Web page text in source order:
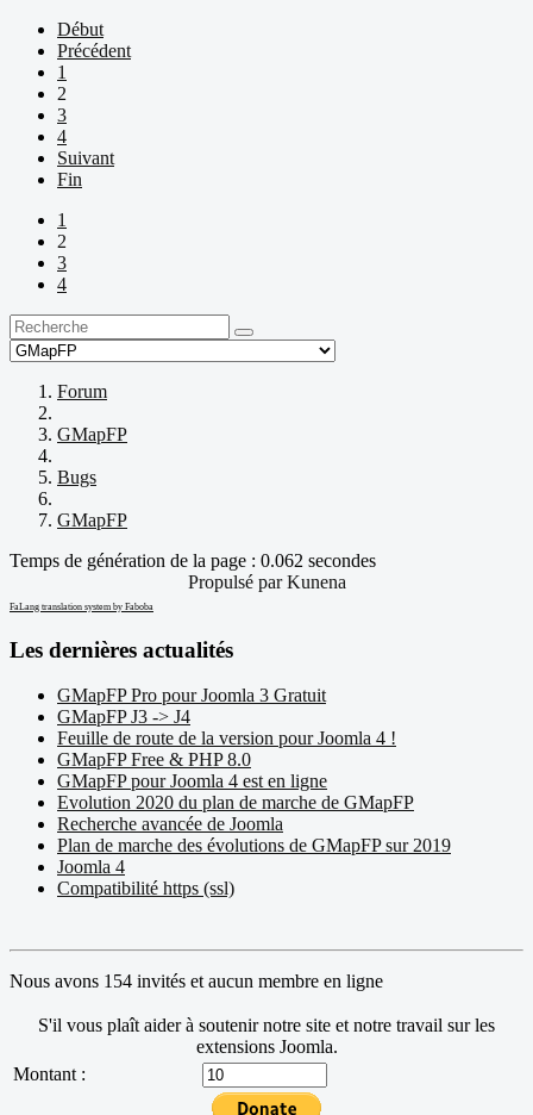
Début
Précédent
1
2
3
4
Suivant
Fin
1
2
3
4
Forum
GMapFP
Bugs
GMapFP
Temps de génération de la page : 0.062 secondes
Propulsé parKunena
FaLang translation system by Faboba
Les dernières actualités
GMapFP Pro pour Joomla 3 Gratuit
GMapFP J3 -> J4
Feuille de route de la version pour Joomla 4 !
GMapFP Free & PHP 8.0
GMapFP pour Joomla 4 est en ligne
Evolution 2020 du plan de marche de GMapFP
Recherche avancée de Joomla
Plan de marche des évolutions de GMapFP sur 2019
Joomla 4
Compatibilité https (ssl)
Nous avons 154 invités et aucun membre en ligne
S'il vous plaît aider à soutenir notre site et notre travail sur les
extensions Joomla.
Montant :